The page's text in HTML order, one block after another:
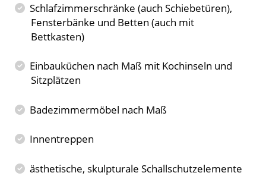
Schlafzimmerschränke (auch Schiebetüren),
Fensterbänke und Betten (auch mit
Bettkasten)
Einbauküchen nach Maß mit Kochinseln und
Sitzplätzen
Badezimmermöbel nach Maß
Innentreppen
ästhetische, skulpturale Schallschutzelemente